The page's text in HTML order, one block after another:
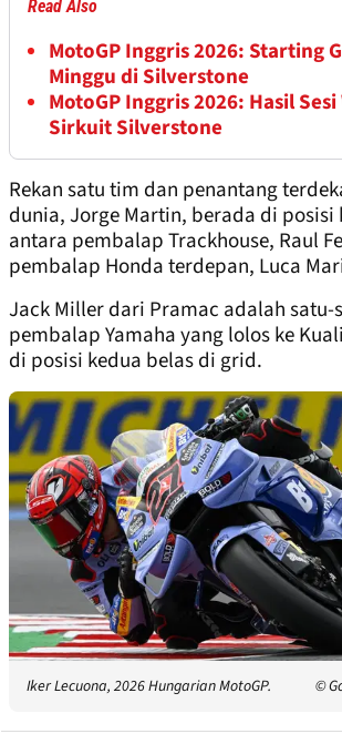
Read Also
MotoGP Inggris 2026: Starting
Minggu di Silverstone
MotoGP Inggris 2026: Hasil
Sirkuit Silverstone
Rekan satu tim dan penantang
dunia, Jorge Martin, berada di posisi
antara pembalap Trackhouse, Raul
pembalap Honda terdepan, Luca
Jack Miller dari Pramac adalah satu-
pembalap Yamaha yang lolos ke
di posisi kedua belas di grid.
Iker Lecuona, 2026 Hungarian MotoGP. ©